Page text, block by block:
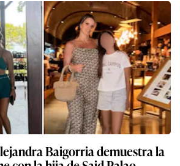
Baigorria demuestra la